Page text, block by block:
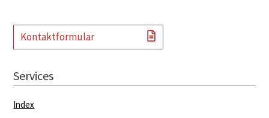
Kontaktformular
Services
Index